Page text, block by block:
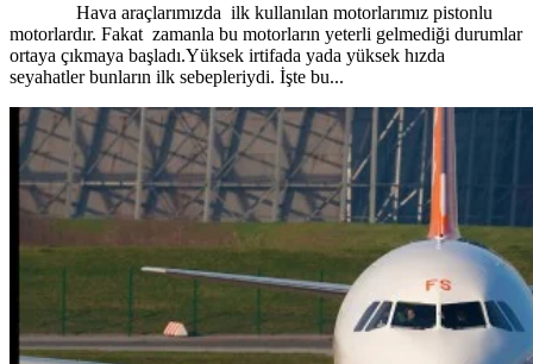
Hava araçlarımızda ilk kullanılan motorlarımız pistonlu
motorlardır. Fakat zamanla bu motorların yeterli gelmediği durumlar
ortaya çıkmaya başladı.Yüksek irtifada yada yüksek hızda
seyahatler bunların ilk sebepleriydi. İşte bu...